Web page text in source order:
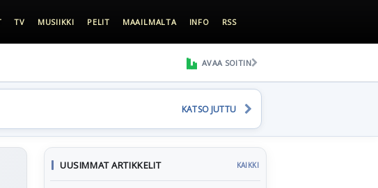
TV MUSIIKKI PELIT MAAILMALTA INFO RSS
AVAA SOITIN
KATSO JUTTU
UUSIMMAT ARTIKKELIT KAIKKI